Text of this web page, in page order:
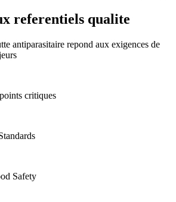
referentiels qualite
antiparasitaire repond aux exigences de
critiques
Safety